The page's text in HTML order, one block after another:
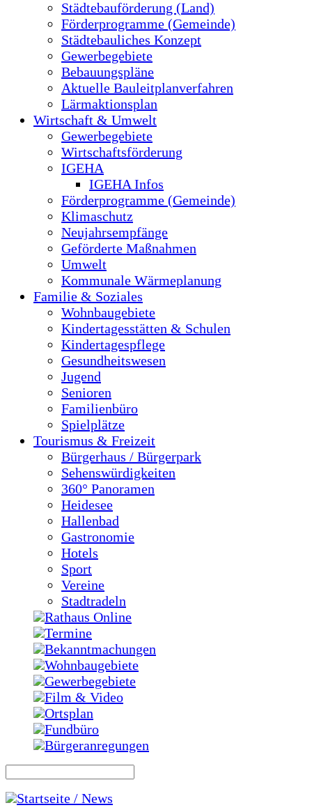
Städtebauförderung (Land)
Förderprogramme (Gemeinde)
Städtebauliches Konzept
Gewerbegebiete
Bebauungspläne
Aktuelle Bauleitplanverfahren
Lärmaktionsplan
Wirtschaft & Umwelt
Gewerbegebiete
Wirtschaftsförderung
IGEHA
IGEHA Infos
Förderprogramme (Gemeinde)
Klimaschutz
Neujahrsempfänge
Geförderte Maßnahmen
Umwelt
Kommunale Wärmeplanung
Familie & Soziales
Wohnbaugebiete
Kindertagesstätten & Schulen
Kindertagespflege
Gesundheitswesen
Jugend
Senioren
Familienbüro
Spielplätze
Tourismus & Freizeit
Bürgerhaus / Bürgerpark
Sehenswürdigkeiten
360° Panoramen
Heidesee
Hallenbad
Gastronomie
Hotels
Sport
Vereine
Stadtradeln
Rathaus Online
Termine
Bekanntmachungen
Wohnbaugebiete
Gewerbegebiete
Film & Video
Ortsplan
Fundbüro
Bürgeranregungen
Startseite / News